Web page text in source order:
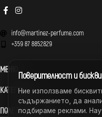
info@martinez-perfume.com
+359 87 8852829
МЕНЮ
КАТЕГОРИИ
ПОЛЕЗНИ ВРЪЗКИ
Поверителност и
Ние използваме
съдържанието, да
подбираме реклами.